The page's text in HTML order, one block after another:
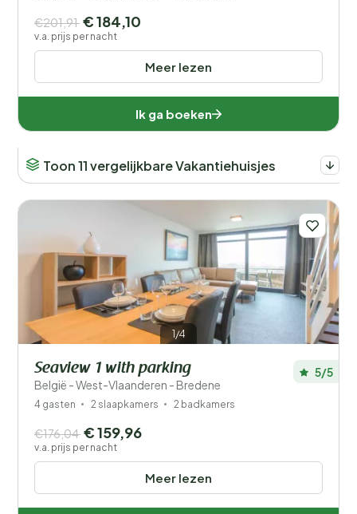
Wanneer?
Afstand 1
Ligging
Kinderen
Type vakantiehuisje
Populaire filters
Mindervaliden
Voorzieningen
Meer lezen
€201,91 € 184,10
v.a. prijs per nacht
Ik ga boeken
Toon 11 vergelijkbare Vakantiehuisjes
1/4
Seaview 1 with parking
België - West-Vlaanderen - Bredene
5/5
4 gasten 2 slaapkamers 2 badkamers
Meer lezen
€176,04 € 159,96
v.a. prijs per nacht